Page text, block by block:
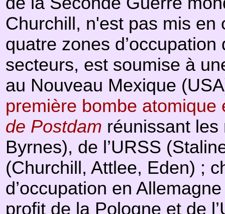
Churchill, n'est pas mis
quatre zones
secteurs, est soumise à
au Nouveau Mexique
première bombe atomique
de Postdam réunissant
Byrnes), de l’URSS
(Churchill, Attlee, Eden) ;
d’occupation en
profit de la Pologne et de